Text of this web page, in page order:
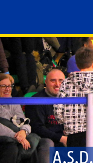
content